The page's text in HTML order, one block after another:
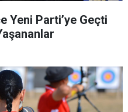
Yeni Parti’ye Geçti